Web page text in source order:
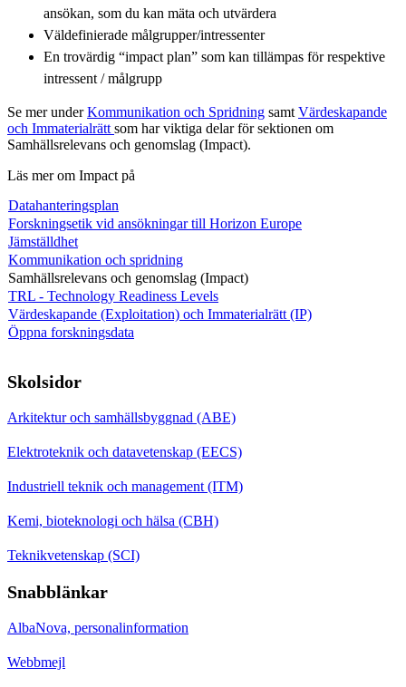
ansökan, som du kan mäta och utvärdera
Väldefinierade målgrupper/intressenter
En trovärdig “impact plan” som kan tillämpas för respektive
intressent / målgrupp
Se mer underKommunikation och Spridning samt Värdeskapande
och Immaterialrätt som har viktiga delar för sektionen om
Samhällsrelevans och genomslag (Impact).
Läs mer om Impact på
Datahanteringsplan
Forskningsetik vid ansökningar till Horizon Europe
Jämställdhet
Kommunikation och spridning
Samhällsrelevans och genomslag (Impact)
TRL - Technology Readiness Levels
Värdeskapande (Exploitation) och Immaterialrätt (IP)
Öppna forskningsdata
Skolsidor
Arkitektur och samhällsbyggnad (ABE)
Elektroteknik och datavetenskap (EECS)
Industriell teknik och management (ITM)
Kemi, bioteknologi och hälsa (CBH)
Teknikvetenskap (SCI)
Snabblänkar
AlbaNova, personalinformation
Webbmejl